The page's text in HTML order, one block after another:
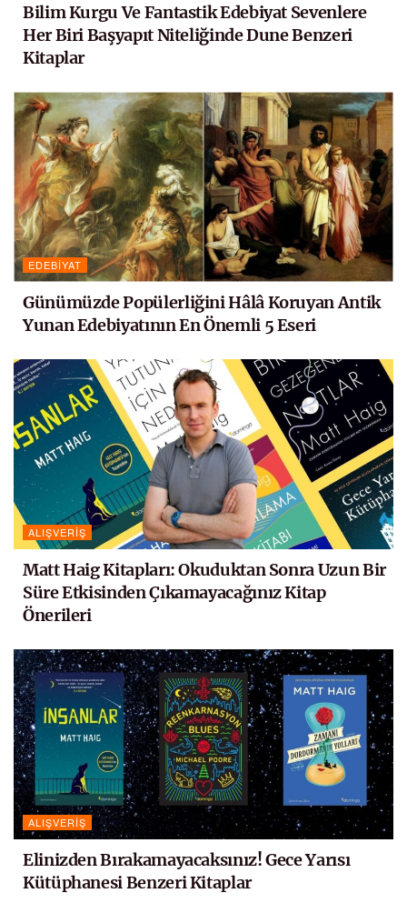
Bilim Kurgu Ve Fantastik Edebiyat Sevenlere
Her Biri Başyapıt Niteliğinde Dune Benzeri
Kitaplar
EDEBIYAT
Günümüzde Popülerliğini Hâlâ Koruyan Antik
Yunan Edebiyatının En Önemli 5 Eseri
ALIŞVERIŞ
Matt Haig Kitapları: Okuduktan Sonra Uzun Bir
Süre Etkisinden Çıkamayacağınız Kitap
Önerileri
ALIŞVERIŞ
Elinizden Bırakamayacaksınız! Gece Yarısı
Kütüphanesi Benzeri Kitaplar